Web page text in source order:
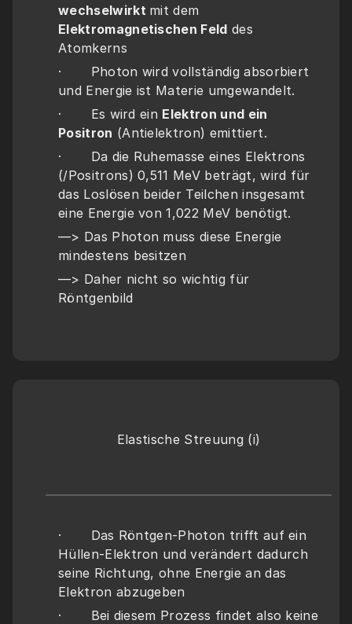
wechselwirkt
Elektromagnetischen Feld des
Atomkerns
·       Photon wird vollständig absorbiert
und Energie ist Materie umgewandelt.
·       Es wird ein Elektron und ein
Positron (Antielektron) emittiert.
·       Da die Ruhemasse eines Elektrons
(/Positrons) 0,511 MeV beträgt, wird für
das Loslösen beider Teilchen insgesamt
eine Energie von 1,022 MeV benötigt.
—> Das Photon muss diese Energie
mindestens besitzen
—> Daher nicht so wichtig für
Röntgenbild
Elastische Streuung (i)
·       Das Röntgen-Photon trifft auf ein
Hüllen-Elektron und verändert dadurch
seine Richtung, ohne Energie an das
Elektron abzugeben
·       Bei diesem Prozess findet also keine